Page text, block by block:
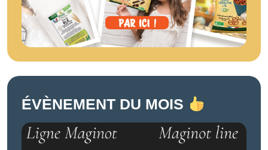
ÉVÈNEMENT DU MOIS